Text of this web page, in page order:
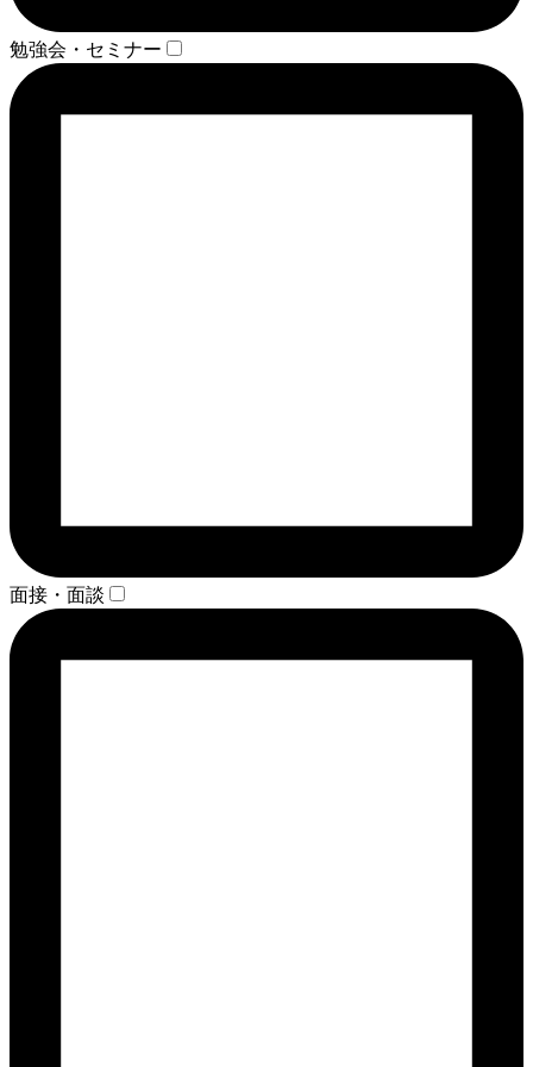
勉強会・セミナー
面接・面談